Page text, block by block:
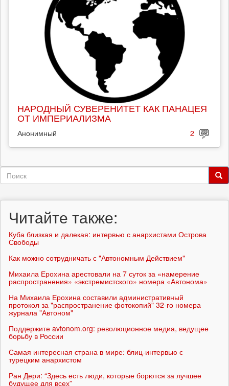
НАРОДНЫЙ СУВЕРЕНИТЕТ КАК ПАНАЦЕЯ
ОТ ИМПЕРИАЛИЗМА
Анонимный 2
Форма
Читайте также:
Куба близкая и далекая: интервью с анархистами Острова
Свободы
Как можно сотрудничать с "Автономным Действием"
Михаила Ерохина арестовали на 7 суток за «намерение
распространения» «экстремистского» номера «Автонома»
На Михаила Ерохина составили административный
протокол за "распространение фотокопий" 32-го номера
журнала "Автоном"
Поддержите avtonom.org: революционное медиа, ведущее
борьбу в России
Самая интересная страна в мире: блиц-интервью с
турецким анархистом
Ран Дери: “Здесь есть люди, которые борются за лучшее
будущее для всех”